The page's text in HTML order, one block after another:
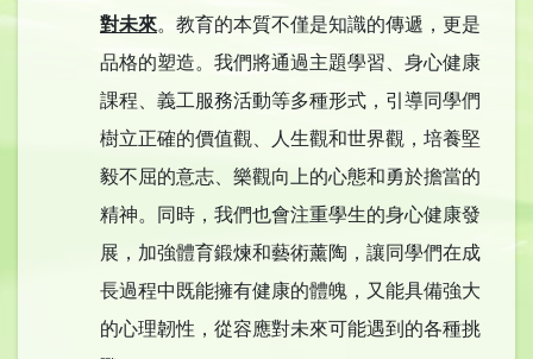
對未來 。教育的本質不僅是知識的傳遞，更是
品格的塑造。我們將通過主題學習、身心健康
課程、義工服務活動等多種形式，引導同學們
樹立正確的價值觀、人生觀和世界觀，培養堅
毅不屈的意志、樂觀向上的心態和勇於擔當的
精神。同時，我們也會注重學生的身心健康發
展，加強體育鍛煉和藝術薰陶，讓同學們在成
長過程中既能擁有健康的體魄，又能具備強大
的心理韌性，從容應對未來可能遇到的各種挑